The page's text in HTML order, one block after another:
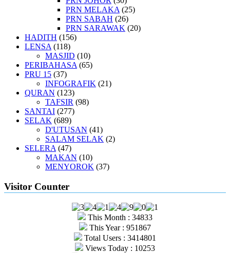
PRN MELAKA (25)
PRN SABAH (26)
PRN SARAWAK (20)
HADITH (156)
LENSA (118)
MASJID (10)
PERIBAHASA (65)
PRU 15 (37)
INFOGRAFIK (21)
QURAN (123)
TAFSIR (98)
SANTAI (277)
SELAK (689)
D'UTUSAN (41)
SALAM SELAK (2)
SELERA (47)
MAKAN (10)
MENYOROK (37)
Visitor Counter
This Month : 34833
This Year : 951867
Total Users : 3414801
Views Today : 10253